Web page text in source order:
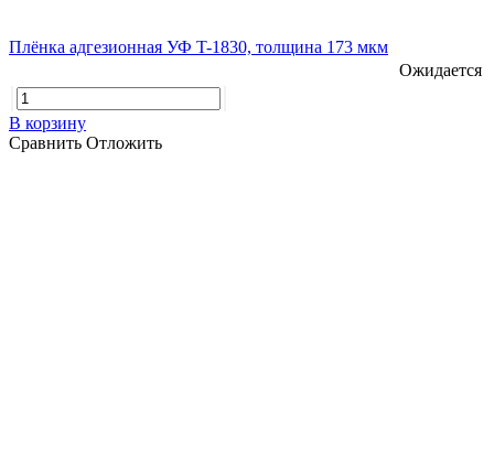
Плёнка адгезионная УФ T-1830, толщина 173 мкм
Ожидается
В корзину
Сравнить Отложить